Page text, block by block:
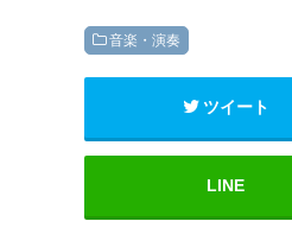
音楽・演奏
ツイート
LINE